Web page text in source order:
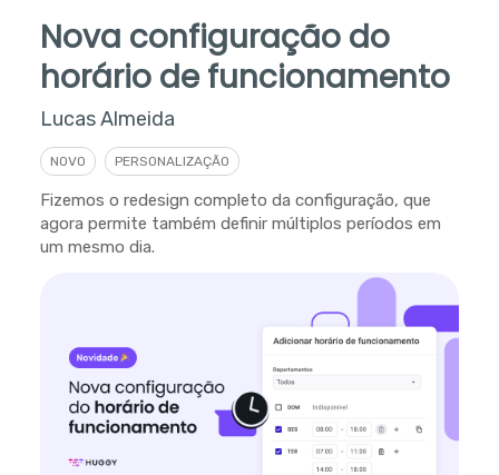
Nova configuração do
horário de funcionamento
Lucas Almeida
NOVO PERSONALIZAÇÃO
Fizemos o redesign completo da configuração, que
agora permite também definir múltiplos períodos em
um mesmo dia.